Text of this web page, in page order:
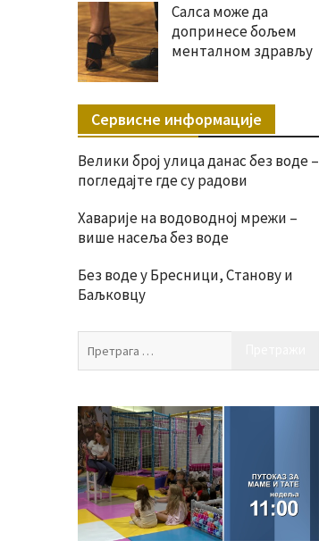
Салса може да
допринесе бољем
менталном здрављу
Сервисне информације
Велики број улица данас без воде –
погледајте где су радови
Хаварије на водоводној мрежи –
више насеља без воде
Без воде у Бресници, Станову и
Баљковцу